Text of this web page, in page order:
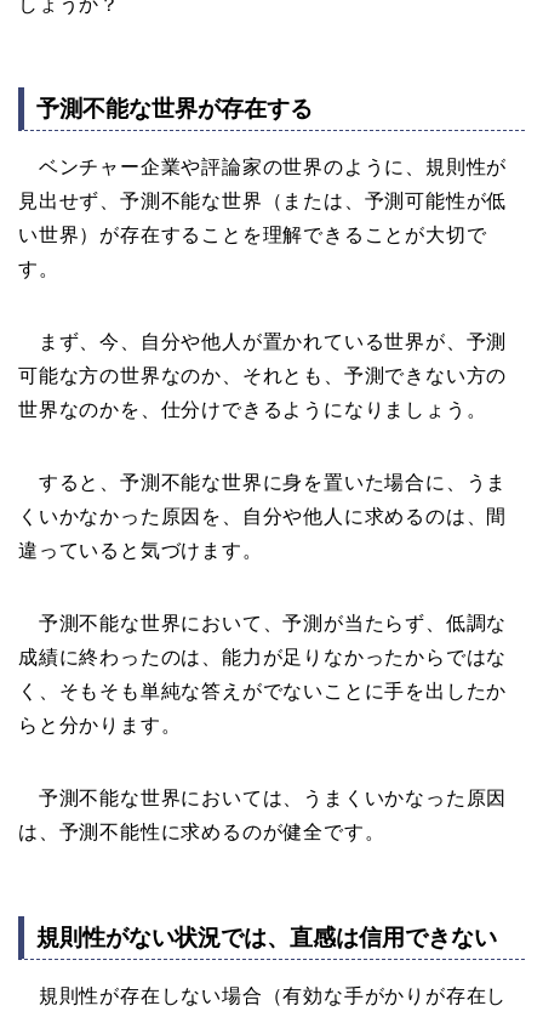
しょうか？
予測不能な世界が存在する
ベンチャー企業や評論家の世界のように、規則性が
見出せず、予測不能な世界（または、予測可能性が低
い世界）が存在することを理解できることが大切で
す。
まず、今、自分や他人が置かれている世界が、予測
可能な方の世界なのか、それとも、予測できない方の
世界なのかを、仕分けできるようになりましょう。
すると、予測不能な世界に身を置いた場合に、うま
くいかなかった原因を、自分や他人に求めるのは、間
違っていると気づけます。
予測不能な世界において、予測が当たらず、低調な
成績に終わったのは、能力が足りなかったからではな
く、そもそも単純な答えがでないことに手を出したか
らと分かります。
予測不能な世界においては、うまくいかなった原因
は、予測不能性に求めるのが健全です。
規則性がない状況では、直感は信用できない
規則性が存在しない場合（有効な手がかりが存在し